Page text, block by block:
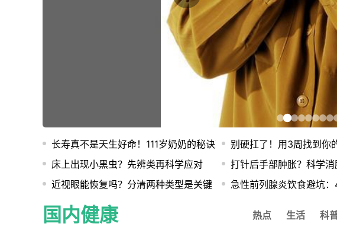
长寿真不是天生好命！111岁奶奶的秘诀就是天天都在做的四件事
别硬扛了！用3周找到你
床上出现小黑虫？先辨类再科学应对
打针后手部肿胀？科学消
近视眼能恢复吗？分清两种类型是关键
急性前列腺炎饮食避坑
国内健康 热点 生活 科